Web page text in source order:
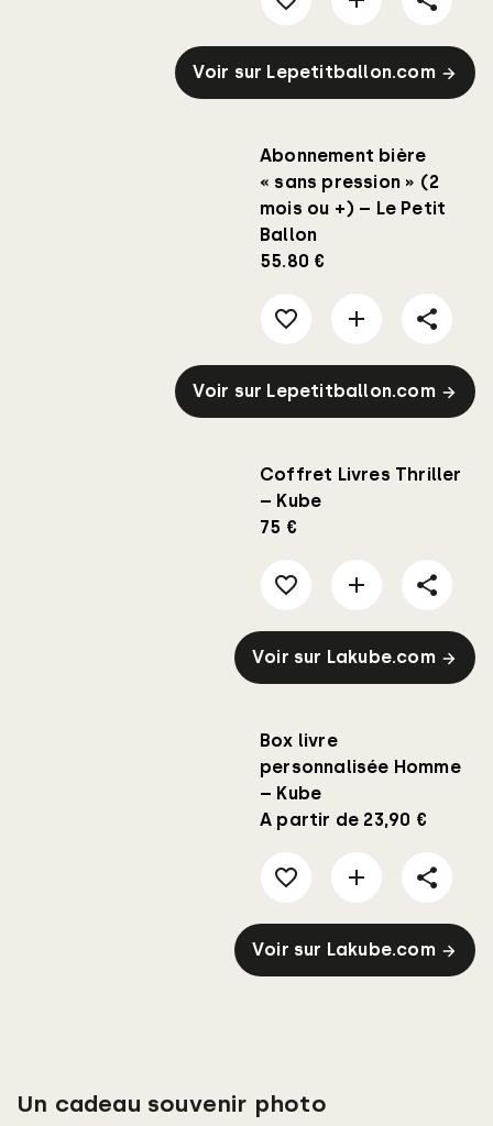
Voir sur Lepetitballon.com
Abonnement bière
« sans pression » (2
mois ou +) – Le Petit
Ballon
55.80 €
Voir sur Lepetitballon.com
Coffret Livres Thriller
– Kube
75 €
Voir sur Lakube.com
Box livre
personnalisée Homme
– Kube
A partir de 23,90 €
Voir sur Lakube.com
Un cadeau souvenir photo